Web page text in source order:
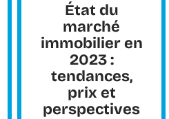
État du
marché
immobilier en
2023 :
tendances,
prix et
perspectives